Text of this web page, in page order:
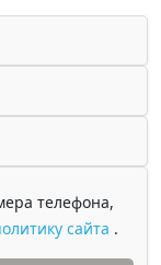
телефона,
сайта .